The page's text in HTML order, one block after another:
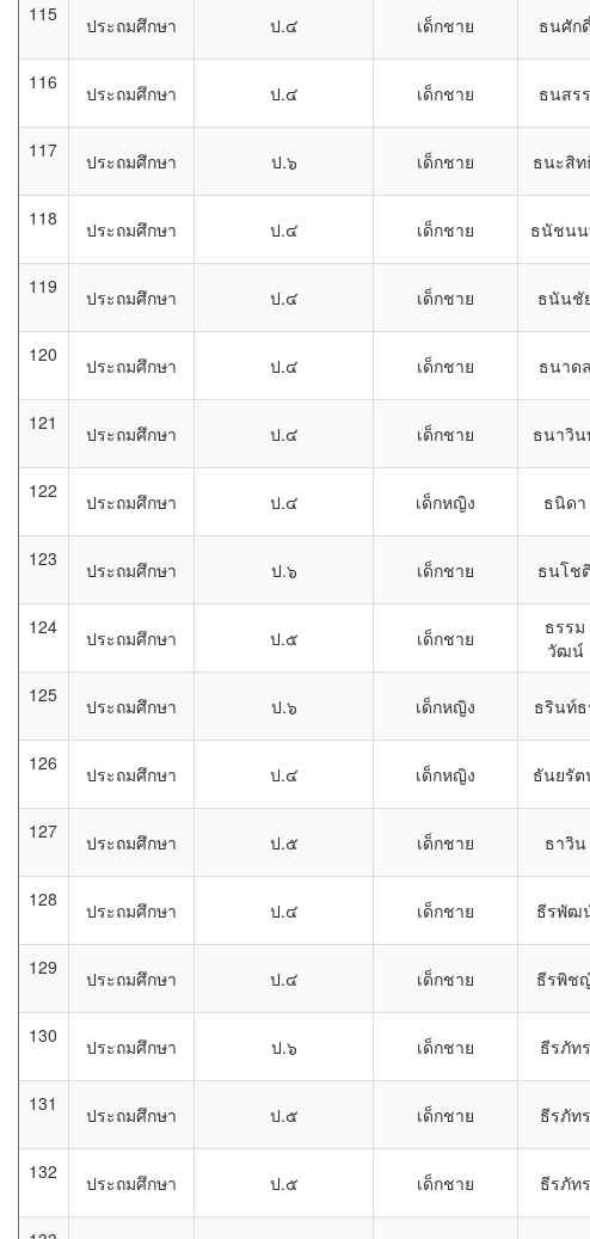
115
ประถมศึกษา ป.๔ เด็กชาย ธนศัก
116
ประถมศึกษา ป.๔ เด็กชาย ธนสรร
117
ประถมศึกษา ป.๖ เด็กชาย ธนะสิ
118
ประถมศึกษา ป.๔ เด็กชาย ธนัชน
119
ประถมศึกษา ป.๔ เด็กชาย ธนันชั
120
ประถมศึกษา ป.๔ เด็กชาย ธนาดล
121
ประถมศึกษา ป.๔ เด็กชาย ธนาวิ
122
ประถมศึกษา ป.๔ เด็กหญิง ธนิดา
123
ประถมศึกษา ป.๖ เด็กชาย ธนโชติ
124
ประถมศึกษา ป.๕ เด็กชาย
ธรรม
วัฒน์
125
ประถมศึกษา ป.๖ เด็กหญิง ธรินท์ธ
126
ประถมศึกษา ป.๔ เด็กหญิง ธันยรั
127
ประถมศึกษา ป.๕ เด็กชาย ธาวิน
128
ประถมศึกษา ป.๔ เด็กชาย ธีรพัฒ
129
ประถมศึกษา ป.๔ เด็กชาย ธีรพิช
130
ประถมศึกษา ป.๖ เด็กชาย ธีรภัทร
131
ประถมศึกษา ป.๕ เด็กชาย ธีรภัทร
132
ประถมศึกษา ป.๕ เด็กชาย ธีรภัทร